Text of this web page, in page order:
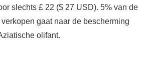
slechts £ 22 ($ 27 USD). 5% van de
gaat naar de bescherming
olifant.